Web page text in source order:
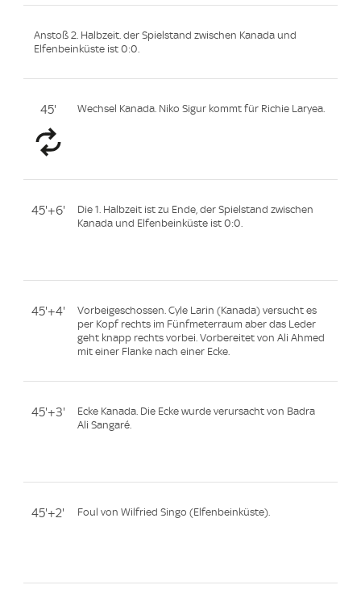
Anstoß 2. Halbzeit. der Spielstand zwischen Kanada und
Elfenbeinküste ist 0:0.
45' Wechsel Kanada. Niko Sigur kommt für Richie Laryea.
45'+6'
Die 1. Halbzeit ist zu Ende, der Spielstand zwischen
Kanada und Elfenbeinküste ist 0:0.
45'+4'
Vorbeigeschossen. Cyle Larin (Kanada) versucht es
per Kopf rechts im Fünfmeterraum aber das Leder
geht knapp rechts vorbei. Vorbereitet von Ali Ahmed
mit einer Flanke nach einer Ecke.
45'+3'
Ecke Kanada. Die Ecke wurde verursacht von Badra
Ali Sangaré.
45'+2' Foul von Wilfried Singo (Elfenbeinküste).